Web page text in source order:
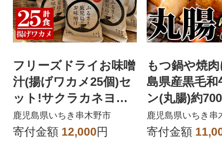
フリーズドライお味噌
汁(揚げワカメ25個)セ
ット!サクラカネヨの
麦味噌で作りました!
鹿児島県いちき串木野市
寄付金額 12,000円
もつ鍋や焼
島県産黒毛
ン(丸腸)約
鹿児島県いちき串
寄付金額